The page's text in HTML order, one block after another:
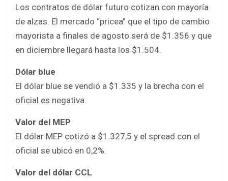
Los contratos de dólar futuro cotizan con mayoría
de alzas. El mercado “pricea” que el tipo de cambio
mayorista a finales de agosto será de $1.356 y que
en diciembre llegará hasta los $1.504.
Dólar blue
El dólar blue se vendió a $1.335 y la brecha con el
oficial es negativa.
Valor del MEP
El dólar MEP cotizó a $1.327,5 y el spread con el
oficial se ubicó en 0,2%.
Valor del dólar CCL